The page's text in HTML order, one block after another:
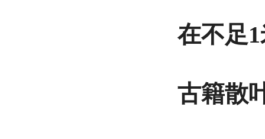
在不足1
古籍散叶